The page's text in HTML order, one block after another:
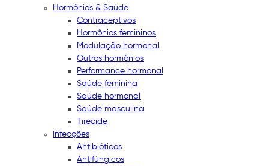
Hormônios & Saúde
Contraceptivos
Hormônios femininos
Modulação hormonal
Outros hormônios
Performance hormonal
Saúde feminina
Saúde hormonal
Saúde masculina
Tireoide
Infecções
Antibióticos
Antifúngicos